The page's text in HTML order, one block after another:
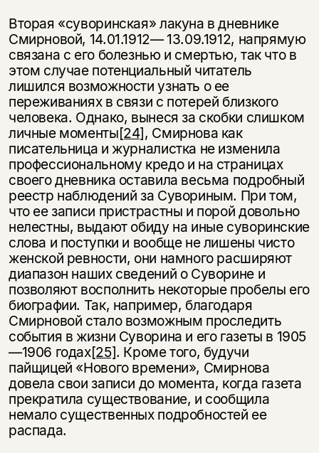
Вторая «суворинская» лакуна в дневнике
Смирновой, 14.01.1912— 13.09.1912, напрямую
связана с его болезнью и смертью, так что в
этом случае потенциальный читатель
лишился возможности узнать о ее
переживаниях в связи с потерей близкого
человека. Однако, вынеся за скобки слишком
лич­ные моменты[24], Смирнова как
писательница и журналистка не изменила
профессиональному кредо и на страницах
своего дневника оставила весьма подробный
реестр наблюдений за Сувориным. При том,
что ее записи при­страстны и порой довольно
нелестны, выдают обиду на иные суворинские
слова и поступки и вообще не лишены чисто
женской ревности, они намного расширяют
диапазон наших сведений о Суворине и
позволяют восполнить некоторые пробелы его
биографии. Так, например, благодаря
Смирно­вой стало возможным проследить
события в жизни Суворина и его газеты в 1905
—1906 годах[25]. Кроме того, будучи
пайщицей «Нового времени», Смир­нова
довела свои записи до момента, когда газета
прекратила существование, и сообщила
немало существенных подробностей ее
распада.